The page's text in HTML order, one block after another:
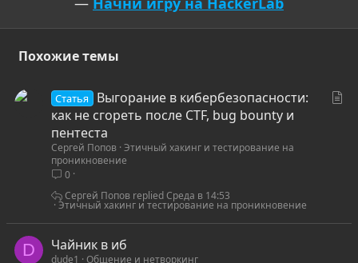
Похожие темы
Статья
Выгорание в кибербезопасности:
как не сгореть после CTF, bug bounty и
пентеста
Сергей Попов Этичный хакинг и тестирование на
проникновение
0
Этичный хакинг и тестирование на проникновение
Среда в 14:53
Сергей Попов
D Чайник в иб
dude1 Общение и нетворкинг